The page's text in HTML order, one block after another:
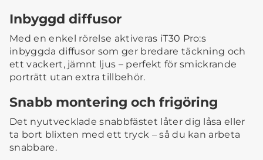
Inbyggd diffusor
Med en enkel rörelse aktiveras iT30 Pro:s
inbyggda diffusor som ger bredare täckning och
ett vackert, jämnt ljus – perfekt för smickrande
porträtt utan extra tillbehör.
Snabb montering och frigöring
Det nyutvecklade snabbfästet låter dig låsa eller
ta bort blixten med ett tryck – så du kan arbeta
snabbare.